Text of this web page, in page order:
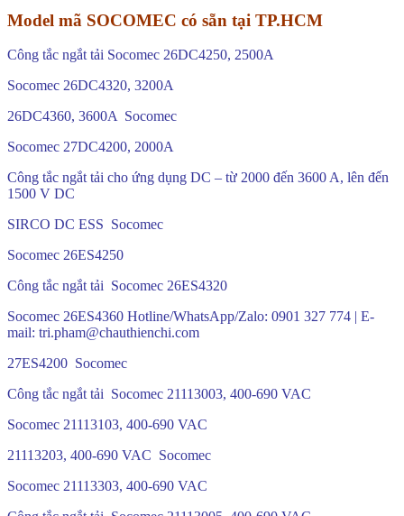
Model mã SOCOMEC có sẵn tại TP.HCM
Công tắc ngắt tải Socomec 26DC4250, 2500A
Socomec 26DC4320, 3200A
26DC4360, 3600A Socomec
Socomec 27DC4200, 2000A
Công tắc ngắt tải cho ứng dụng DC – từ 2000 đến 3600 A, lên đến
1500 V DC
SIRCO DC ESS Socomec
Socomec 26ES4250
Công tắc ngắt tải Socomec 26ES4320
Socomec 26ES4360 Hotline/WhatsApp/Zalo: 0901 327 774 | E-
mail: tri.pham@chauthienchi.com
27ES4200 Socomec
Công tắc ngắt tải Socomec 21113003, 400-690 VAC
Socomec 21113103, 400-690 VAC
21113203, 400-690 VAC Socomec
Socomec 21113303, 400-690 VAC